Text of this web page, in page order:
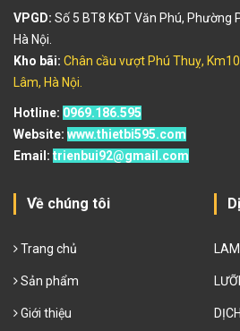
VPGD: Số 5 BT8 KĐT Văn Phú, Phường
Hà Nội.
Kho bãi: Chân cầu vượt Phú Thuỵ,
Lâm, Hà Nội.
Hotline: 0969.186.595
Website: www.thietbi595.com
Email: trienbui92@gmail.com
Về chúng tôi
Trang chủ
Sản phẩm
Giới thiệu